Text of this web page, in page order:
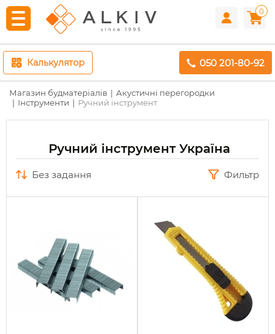
0
Калькулятор 050 201-80-92
Магазин будматеріалів
Акустичні перегородки
Інструменти
Ручний інструмент
Ручний інструмент Україна
без задання Фильтр